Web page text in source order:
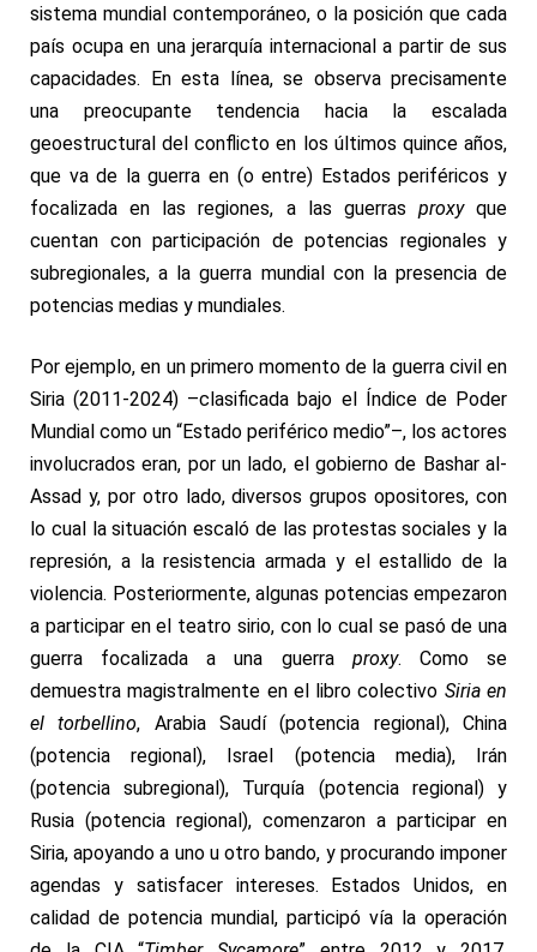
sistema mundial contemporáneo, o la posición que cada
país ocupa en una jerarquía internacional a partir de sus
capacidades. En esta línea, se observa precisamente
una preocupante tendencia hacia la escalada
geoestructural del conflicto en los últimos quince años,
que va de la guerra en (o entre) Estados periféricos y
focalizada en las regiones, a las guerras proxy que
cuentan con participación de potencias regionales y
subregionales, a la guerra mundial con la presencia de
potencias medias y mundiales.
Por ejemplo, en un primero momento de la guerra civil en
Siria (2011-2024) –clasificada bajo el Índice de Poder
Mundial como un “Estado periférico medio”–, los actores
involucrados eran, por un lado, el gobierno de Bashar al-
Assad y, por otro lado, diversos grupos opositores, con
lo cual la situación escaló de las protestas sociales y la
represión, a la resistencia armada y el estallido de la
violencia. Posteriormente, algunas potencias empezaron
a participar en el teatro sirio, con lo cual se pasó de una
guerra focalizada a una guerra proxy. Como se
demuestra magistralmente en el libro colectivo Siria en
el torbellino, Arabia Saudí (potencia regional), China
(potencia regional), Israel (potencia media), Irán
(potencia subregional), Turquía (potencia regional) y
Rusia (potencia regional), comenzaron a participar en
Siria, apoyando a uno u otro bando, y procurando imponer
agendas y satisfacer intereses. Estados Unidos, en
calidad de potencia mundial, participó vía la operación